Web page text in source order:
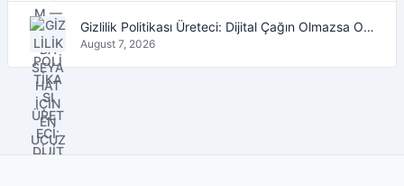
Gizlilik Politikası Üreteci: Dijital Çağın Olmazsa Olmaz Aracı
August 7, 2026